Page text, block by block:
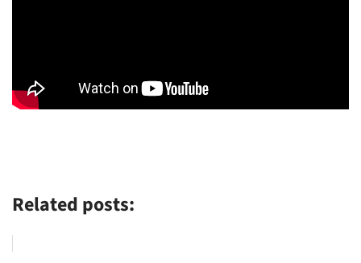
Related posts: